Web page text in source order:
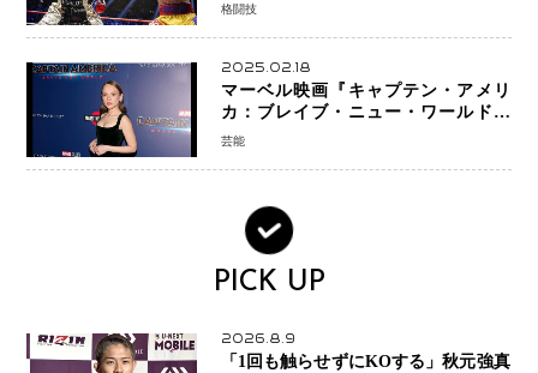
格闘技
2025.02.18
マーベル映画『キャプテン・アメリ
カ：ブレイブ・ニュー・ワールド』
新ブラック・ウィドウ役のシラ・ハー
芸能
PICK UP
2026.8.9
「1回も触らせずにKOする」秋元強真